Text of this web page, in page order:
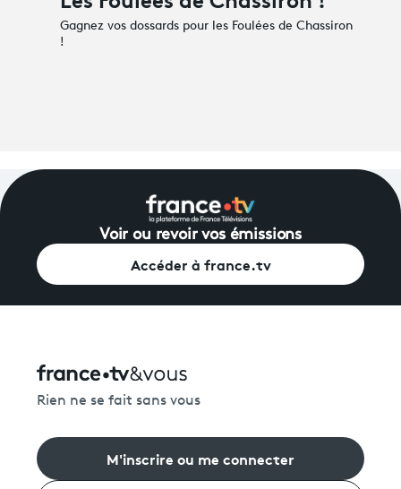
Gagnez vos dossards pour les Foulées de Chassiron
!
Voir ou revoir vos émissions
Accéder à france.tv
Rien ne se fait sans vous
M'inscrire ou me connecter